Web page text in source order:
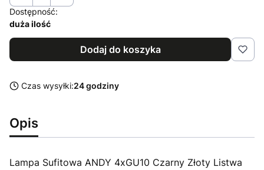
Dostępność:
duża ilość
Dodaj do koszyka
Czas wysyłki:24 godziny
Opis
Lampa Sufitowa ANDY 4xGU10 Czarny Złoty Listwa